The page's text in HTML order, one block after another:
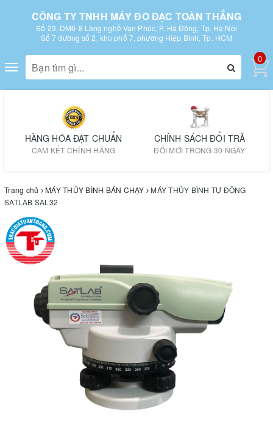
CÔNG TY TNHH MÁY ĐO ĐẠC TOÀN THẮNG
Số 23, DM6-8 Làng nghề Vạn Phúc, P. Hà Đông, Tp. Hà Nội
Số 7 đường số 2, khu phố 7, phường Hiệp Bình, Tp. HCM
Toggle
navigation
0
HÀNG HÓA ĐẠT CHUẨN
CAM KẾT CHÍNH HÃNG
CHÍNH SÁCH ĐỔI TRẢ
ĐỔI MỚI TRONG 30 NGÀY
Trang chủ MÁY THỦY BÌNH BÁN CHẠY
MÁY THỦY BÌNH TỰ ĐỘNG
SATLAB SAL32